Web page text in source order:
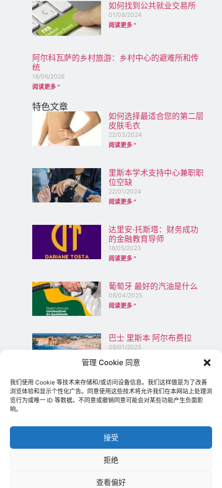
管理 Cookie 同意
我们使用 Cookie 等技术来存储和/或访问设备信息。我们这样做是为了改善
浏览体验和显示个性化广告。同意使用这些技术将允许我们在本网站上处理浏
览行为或唯一 ID 等数据。不同意或撤销同意可能会对某些功能产生负面影
响。
接受
拒绝
查看偏好
如何找到公共就业交易所
01/08/2024
阅读更多 "
阿尔科瓦萨的乡村旅游：乡村中心的避难所和传
统
18/06/2026
阅读更多 "
特色文章
如何选择最适合您的第二层
皮肤毛衣
22/03/2024
阅读更多 "
里斯本学术支持中心兼职职
位空缺
22/01/2024
阅读更多 "
达里安·托斯塔：财务成功
的金融教育导师
18/05/2023
阅读更多 "
葡萄牙 最好的汽油是什么
08/04/2025
阅读更多 "
巴士 里斯本 阿尔布费拉
09/01/2025
阅读更多 "
比较葡萄牙和意大利：哪个
是最适合巴西移民的国家？
发送